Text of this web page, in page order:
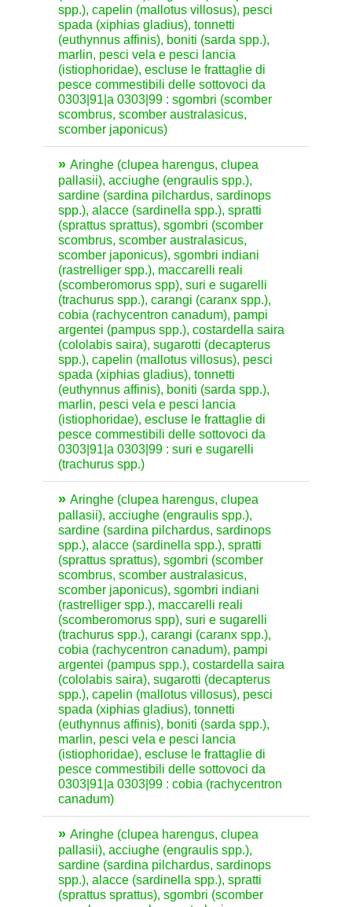
spp.), capelin (mallotus villosus), pesci
spada (xiphias gladius), tonnetti
(euthynnus affinis), boniti (sarda spp.),
marlin, pesci vela e pesci lancia
(istiophoridae), escluse le frattaglie di
pesce commestibili delle sottovoci da
0303|91|a 0303|99 : sgombri (scomber
scombrus, scomber australasicus,
scomber japonicus)
Aringhe (clupea harengus, clupea
pallasii), acciughe (engraulis spp.),
sardine (sardina pilchardus, sardinops
spp.), alacce (sardinella spp.), spratti
(sprattus sprattus), sgombri (scomber
scombrus, scomber australasicus,
scomber japonicus), sgombri indiani
(rastrelliger spp.), maccarelli reali
(scomberomorus spp), suri e sugarelli
(trachurus spp.), carangi (caranx spp.),
cobia (rachycentron canadum), pampi
argentei (pampus spp.), costardella saira
(cololabis saira), sugarotti (decapterus
spp.), capelin (mallotus villosus), pesci
spada (xiphias gladius), tonnetti
(euthynnus affinis), boniti (sarda spp.),
marlin, pesci vela e pesci lancia
(istiophoridae), escluse le frattaglie di
pesce commestibili delle sottovoci da
0303|91|a 0303|99 : suri e sugarelli
(trachurus spp.)
Aringhe (clupea harengus, clupea
pallasii), acciughe (engraulis spp.),
sardine (sardina pilchardus, sardinops
spp.), alacce (sardinella spp.), spratti
(sprattus sprattus), sgombri (scomber
scombrus, scomber australasicus,
scomber japonicus), sgombri indiani
(rastrelliger spp.), maccarelli reali
(scomberomorus spp), suri e sugarelli
(trachurus spp.), carangi (caranx spp.),
cobia (rachycentron canadum), pampi
argentei (pampus spp.), costardella saira
(cololabis saira), sugarotti (decapterus
spp.), capelin (mallotus villosus), pesci
spada (xiphias gladius), tonnetti
(euthynnus affinis), boniti (sarda spp.),
marlin, pesci vela e pesci lancia
(istiophoridae), escluse le frattaglie di
pesce commestibili delle sottovoci da
0303|91|a 0303|99 : cobia (rachycentron
canadum)
Aringhe (clupea harengus, clupea
pallasii), acciughe (engraulis spp.),
sardine (sardina pilchardus, sardinops
spp.), alacce (sardinella spp.), spratti
(sprattus sprattus), sgombri (scomber